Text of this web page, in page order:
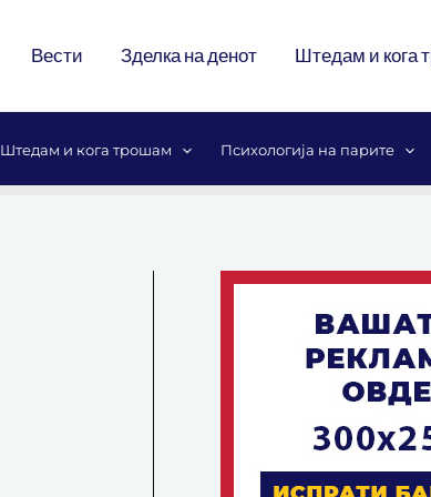
Вести Зделка на денот Штедам и кога
Штедам и кога трошам Психологија на парите